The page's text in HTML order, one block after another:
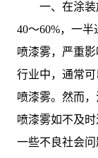
一、在涂
40～60%，一
喷漆雾，严重
行业中，通常
喷漆雾。然而
喷漆雾如不及
一些不良社会问